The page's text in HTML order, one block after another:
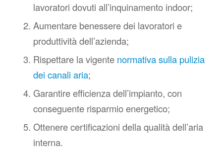
lavoratori dovuti all’inquinamento indoor;
Aumentare benessere dei lavoratori e
produttività dell’azienda;
Rispettare la vigente normativa sulla pulizia
dei canali aria;
Garantire efficienza dell’impianto, con
conseguente risparmio energetico;
Ottenere certificazioni della qualità dell’aria
interna.